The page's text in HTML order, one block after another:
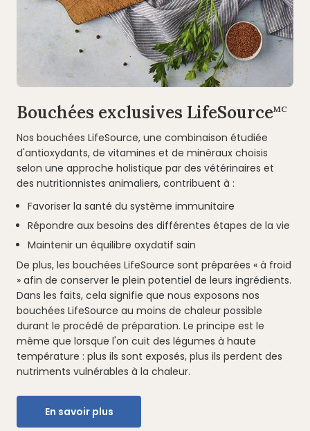
Bouchées exclusives LifeSourceMC
Nos bouchées LifeSource, une combinaison étudiée
d'antioxydants, de vitamines et de minéraux choisis
selon une approche holistique par des vétérinaires et
des nutritionnistes animaliers, contribuent à :
Favoriser la santé du système immunitaire
Répondre aux besoins des différentes étapes de la vie
Maintenir un équilibre oxydatif sain
De plus, les bouchées LifeSource sont préparées « à froid
» afin de conserver le plein potentiel de leurs ingrédients.
Dans les faits, cela signifie que nous exposons nos
bouchées LifeSource au moins de chaleur possible
durant le procédé de préparation. Le principe est le
même que lorsque l'on cuit des légumes à haute
température : plus ils sont exposés, plus ils perdent des
nutriments vulnérables à la chaleur.
En savoir plus